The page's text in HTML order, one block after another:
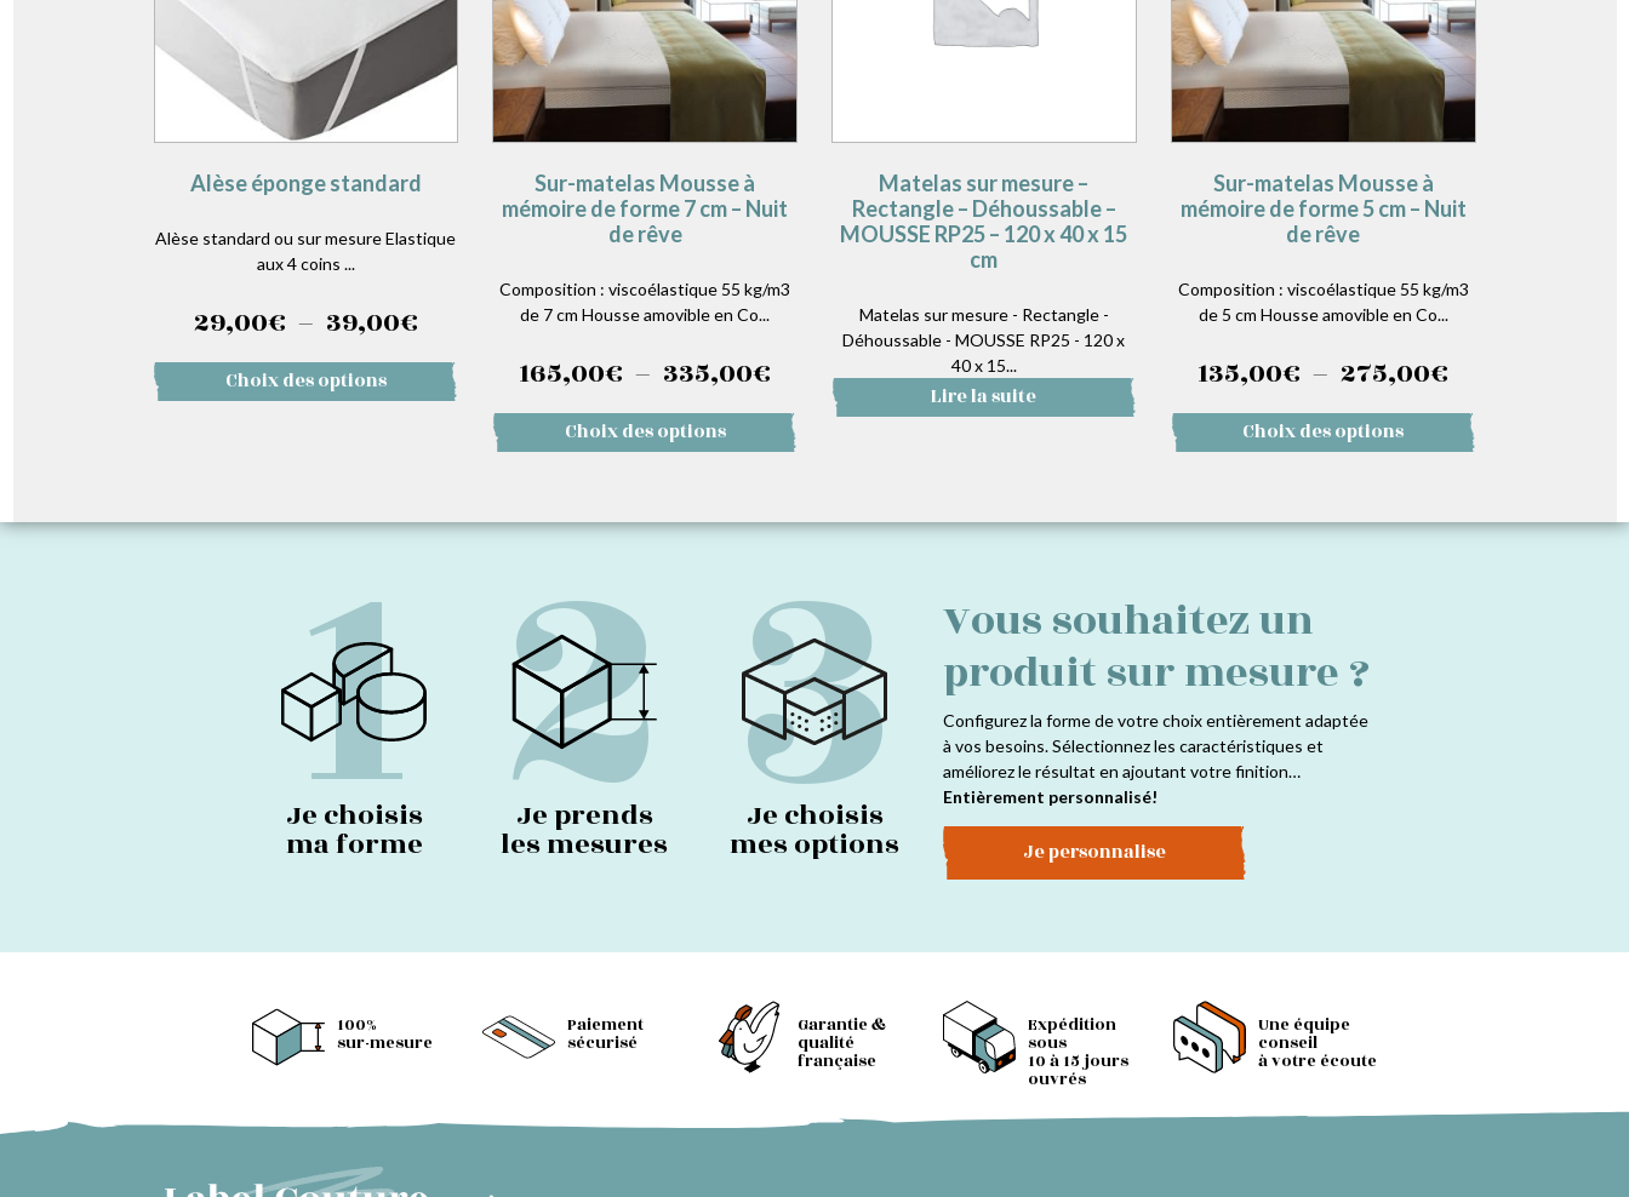
Alèse éponge standard
Alèse standard ou sur mesure Elastique
aux 4 coins ...
29,00€ – 39,00€Plage
de
prix :
29,00€
39,00€
Choix des options
produit
plusieurs
options
Sur-matelas Mousse à
mémoire de forme 7 cm – Nuit
de rêve
Composition : viscoélastique 55 kg/m3
de 7 cm Housse amovible en Co...
165,00€ – 335,00€ Plage
de
prix :
Choix des options
produit
variations.
peuvent
être
choisies
sur
la
page
produit
Matelas sur mesure –
Rectangle – Déhoussable –
MOUSSE RP25 – 120 x 40 x 15
cm
Matelas sur mesure - Rectangle -
Déhoussable - MOUSSE RP25 - 120 x
40 x 15...
Lire la suite
Sur-matelas Mousse à
mémoire de forme 5 cm – Nuit
de rêve
Composition : viscoélastique 55 kg/m3
de 5 cm Housse amovible en Co...
135,00€ – 275,00€
de
prix :
Choix des options
produit
variations.
1
Je choisis
ma forme 2
Je prends
les mesures 3
Je choisis
mes options
Vous souhaitez un
produit sur mesure ?
Configurez la forme de votre choix entièrement adaptée
à vos besoins. Sélectionnez les caractéristiques et
améliorez le résultat en ajoutant votre finition…
Entièrement personnalisé!
Je personnalise
100%
sur-mesure
Paiement
sécurisé
Garantie &
qualité
française
Expédition
sous
10 à 15 jours
ouvrés
Une équipe
conseil
à votre écoute